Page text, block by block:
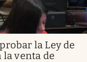
la Ley de
la venta de